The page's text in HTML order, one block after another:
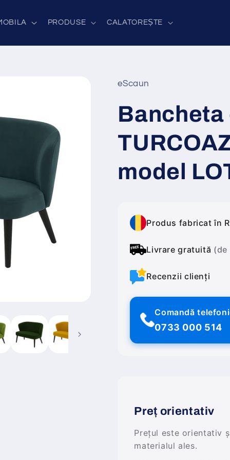
PRODUSE CALATOREȘTE
eScaun
model
Produs fabricat în
Livrare gratuită (de
Recenzii clienți
Comandă
0733 000 514
Preț orientativ
Prețul este orientativ
materialul ales.